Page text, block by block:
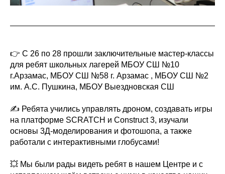
👉 С 26 по 28 прошли заключительные мастер-классы
для ребят школьных лагерей МБОУ СШ №10
г.Арзамас, МБОУ СШ №58 г. Арзамас , МБОУ СШ №2
им. А.С. Пушкина, МБОУ Выездновская СШ
✍ Ребята учились управлять дроном, создавать игры
на платформе SCRATCH и Construct 3, изучали
основы 3Д-моделирования и фотошопа, а также
работали с интерактивными глобусами!
💥 Мы были рады видеть ребят в нашем Центре и с